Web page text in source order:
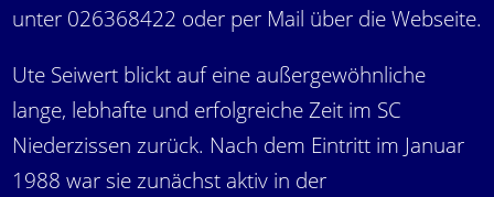
unter 026368422 oder per Mail über die Webseite.
Ute Seiwert blickt auf eine außergewöhnliche
lange, lebhafte und erfolgreiche Zeit im SC
Niederzissen zurück. Nach dem Eintritt im Januar
1988 war sie zunächst aktiv in der